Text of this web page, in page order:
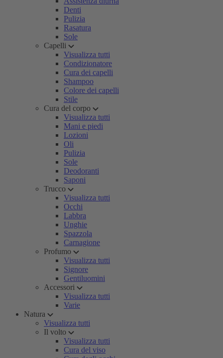
Denti
Pulizia
Rasatura
Sole
Capelli
Visualizza tutti
Condizionatore
Cura dei capelli
Shampoo
Colore dei capelli
Stile
Cura del corpo
Visualizza tutti
Mani e piedi
Lozioni
Oli
Pulizia
Sole
Deodoranti
Saponi
Trucco
Visualizza tutti
Occhi
Labbra
Unghie
Spazzola
Carnagione
Profumo
Visualizza tutti
Signore
Gentiluomini
Accessori
Visualizza tutti
Varie
Natura
Visualizza tutti
Il volto
Visualizza tutti
Cura del viso